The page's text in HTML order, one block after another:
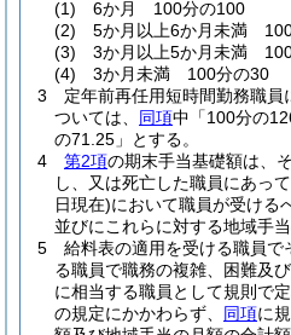
(1)
6か月 100分の100
(2)
5か月以上6か月未満
(3)
3か月以上5か月未満
(4)
3か月未満 100分の30
3
定年前再任用短時間勤務職員
ついては、 同項中「100分の
の71.25」とする。
4
第2項の期末手当基礎額は、
し、又は死亡した職員にあっ
日現在)において職員が受ける
並びにこれらに対する地域手
5
給料表の適用を受ける職員
る職員で職務の複雑、困難及
に相当する職員として規則で
の規定にかかわらず、 同項に